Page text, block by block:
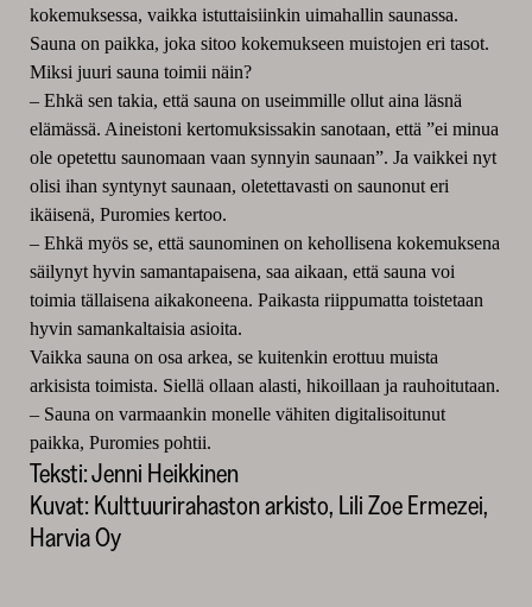
kokemuksessa, vaikka istuttaisiinkin uimahallin saunassa.
Sauna on paikka, joka sitoo kokemukseen muistojen eri tasot.
Miksi juuri sauna toimii näin?
– Ehkä sen takia, että sauna on useimmille ollut aina läsnä
elämässä. Aineistoni kertomuksissakin sanotaan, että ”ei minua
ole opetettu saunomaan vaan synnyin saunaan”. Ja vaikkei nyt
olisi ihan syntynyt saunaan, oletettavasti on saunonut eri
ikäisenä, Puromies kertoo.
– Ehkä myös se, että saunominen on kehollisena kokemuksena
säilynyt hyvin samantapaisena, saa aikaan, että sauna voi
toimia tällaisena aikakoneena. Paikasta riippumatta toistetaan
hyvin samankaltaisia asioita.
Vaikka sauna on osa arkea, se kuitenkin erottuu muista
arkisista toimista. Siellä ollaan alasti, hikoillaan ja rauhoitutaan.
– Sauna on varmaankin monelle vähiten digitalisoitunut
paikka, Puromies pohtii.
Teksti: Jenni Heikkinen
Kuvat: Kulttuurirahaston arkisto, Lili Zoe Ermezei,
Harvia Oy